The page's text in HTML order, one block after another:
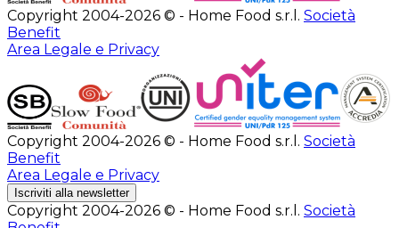
Copyright 2004-2026 © - Home Food s.r.l. Società
Benefit
Area Legale e Privacy
Copyright 2004-2026 © - Home Food s.r.l. Società
Benefit
Area Legale e Privacy
Iscriviti alla newsletter
Copyright 2004-2026 © - Home Food s.r.l. Società